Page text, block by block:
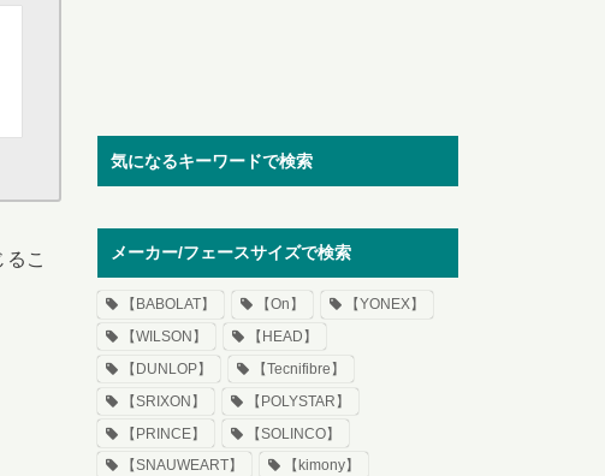
こ
気になるキーワードで検索
メーカー/フェースサイズで検索
【BABOLAT】 【On】
【YONEX】
【WILSON】
【HEAD】
【DUNLOP】
【Tecnifibre】
【SRIXON】
【POLYSTAR】
【PRINCE】
【SOLINCO】
【SNAUWEART】
【kimony】